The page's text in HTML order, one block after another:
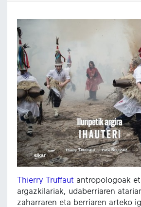
Thierry Truffaut antropologoak
argazkilariak, udaberriaren
zaharraren eta berriaren arteko